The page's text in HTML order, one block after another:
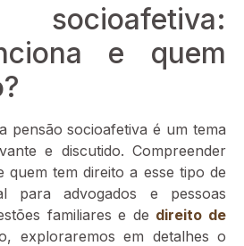
e quem
pensão socioafetiva é um tema
e discutido. Compreender
tem direito a esse tipo de
para advogados e pessoas
familiares e de direito de
exploraremos em detalhes o